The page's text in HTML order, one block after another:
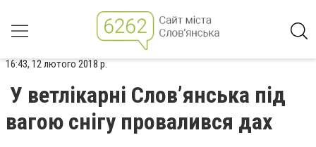
16:43, 12 лютого 2018 р.
У ветлікарні Слов’янська під
вагою снігу провалився дах